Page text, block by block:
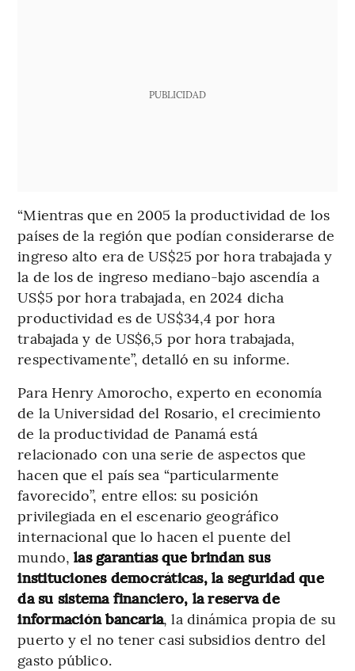
PUBLICIDAD
“Mientras que en 2005 la productividad de los
países de la región que podían considerarse de
ingreso alto era de US$25 por hora trabajada y
la de los de ingreso mediano-bajo ascendía a
US$5 por hora trabajada, en 2024 dicha
productividad es de US$34,4 por hora
trabajada y de US$6,5 por hora trabajada,
respectivamente”, detalló en su informe.
Para Henry Amorocho, experto en economía
de la Universidad del Rosario, el crecimiento
de la productividad de Panamá está
relacionado con una serie de aspectos que
hacen que el país sea “particularmente
favorecido”, entre ellos: su posición
privilegiada en el escenario geográfico
internacional que lo hacen el puente del
mundo,las garantías que brindan sus
instituciones democráticas, la seguridad que
da su sistema financiero, la reserva de
información bancaria, la dinámica propia de su
puerto y el no tener casi subsidios dentro del
gasto público.